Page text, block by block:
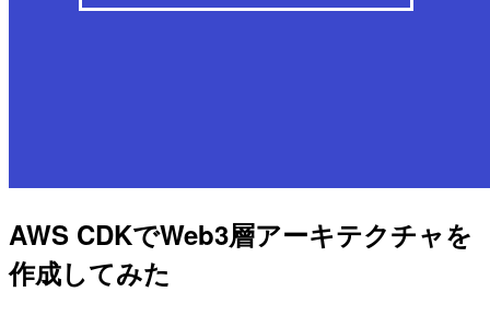
AWS CDKでWeb3層アーキテクチャを
作成してみた